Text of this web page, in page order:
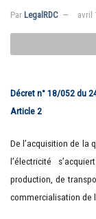
Par LegalRDC avril
Décret n° 18/052 du
Article 2
De l’acquisition de la
l’électricité
production, de
commercialisation de